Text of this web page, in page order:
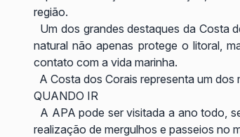
região.
Um dos grandes destaques da Costa
natural não apenas protege o litoral,
contato com a vida marinha.
A Costa dos Corais representa um
QUANDO IR
A APA pode ser visitada a ano todo,
realização de mergulhos e passeios no